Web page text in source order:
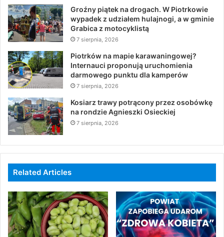
Groźny piątek na drogach. W Piotrkowie
wypadek z udziałem hulajnogi, a w gminie
Grabica z motocyklistą
7 sierpnia, 2026
Piotrków na mapie karawaningowej?
Internauci proponują uruchomienia
darmowego punktu dla kamperów
7 sierpnia, 2026
Kosiarz trawy potrącony przez osobówkę
na rondzie Agnieszki Osieckiej
7 sierpnia, 2026
Related Articles